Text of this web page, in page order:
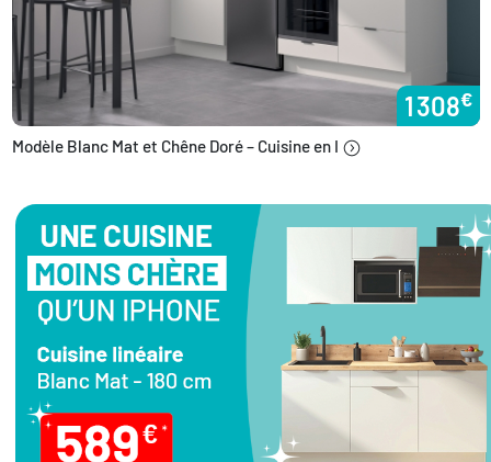
1 308€
Modèle Blanc Mat et Chêne Doré – Cuisine en I